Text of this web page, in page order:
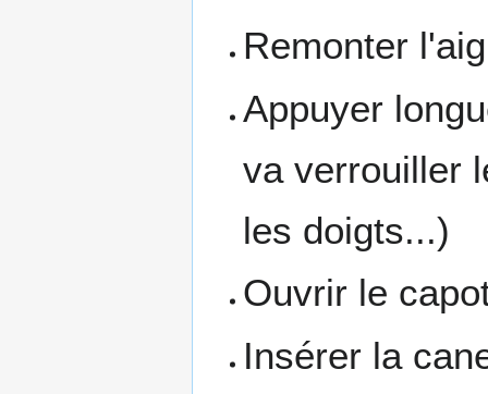
Remonter
Appuyer
va verrouiller
les doigts...)
Ouvrir le
Insérer la